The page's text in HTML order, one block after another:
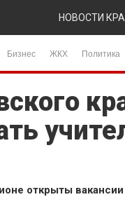
НОВОСТИ
Бизнес ЖКХ Политика
открыты